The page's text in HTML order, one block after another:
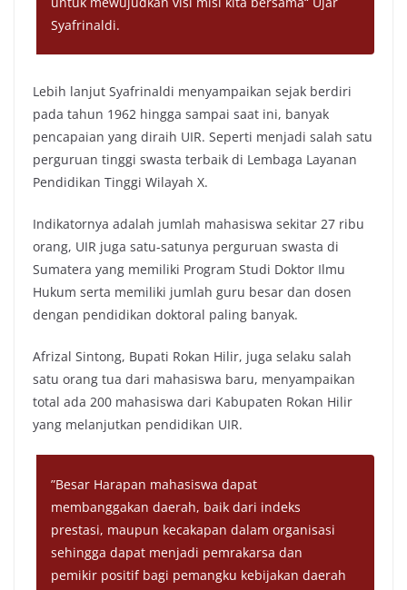
Syafrinaldi.
Lebih lanjut Syafrinaldi menyampaikan sejak berdiri
pada tahun 1962 hingga sampai saat ini, banyak
pencapaian yang diraih UIR. Seperti menjadi salah satu
perguruan tinggi swasta terbaik di Lembaga Layanan
Pendidikan Tinggi Wilayah X.
Indikatornya adalah jumlah mahasiswa sekitar 27 ribu
orang, UIR juga satu-satunya perguruan swasta di
Sumatera yang memiliki Program Studi Doktor Ilmu
Hukum serta memiliki jumlah guru besar dan dosen
dengan pendidikan doktoral paling banyak.
Afrizal Sintong, Bupati Rokan Hilir, juga selaku salah
satu orang tua dari mahasiswa baru, menyampaikan
total ada 200 mahasiswa dari Kabupaten Rokan Hilir
yang melanjutkan pendidikan UIR.
”Besar Harapan mahasiswa dapat
membanggakan daerah, baik dari indeks
prestasi, maupun kecakapan dalam organisasi
sehingga dapat menjadi pemrakarsa dan
pemikir positif bagi pemangku kebijakan daerah